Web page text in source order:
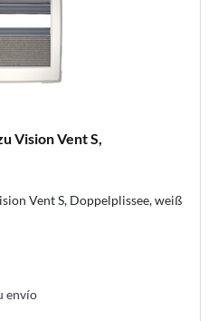
Vision Vent S,
Vent S, Doppelplissee, weiß
envío